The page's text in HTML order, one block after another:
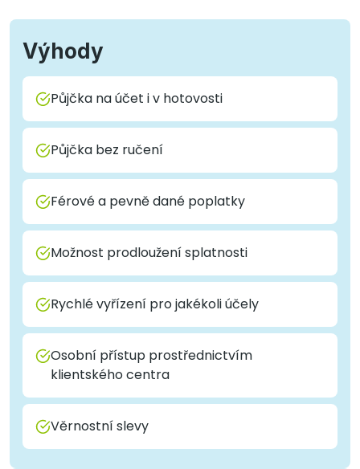
Výhody
Půjčka na účet i v hotovosti
Půjčka bez ručení
Férové a pevně dané poplatky
Možnost prodloužení splatnosti
Rychlé vyřízení pro jakékoli účely
Osobní přístup prostřednictvím
klientského centra
Věrnostní slevy